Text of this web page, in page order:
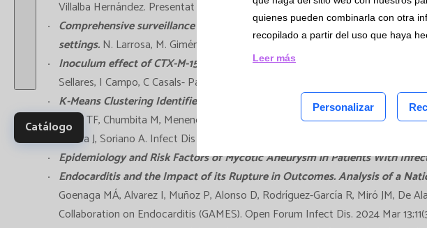
Ensayos clínicos
y Estudios
multicéntricos
Catálogo
Villalba Hernández. Presentat com a cas clínic a la revista British Journal of
Comprehensive surveillance of antimicrobial susceptibility across adult
settings.N. Larrosa, M. Giménez, M. Ballestero-Téllez et al., Enferm Infecc
Inoculum effect of CTX-M-15, OXA-48, and KPC-2 producing Klebsiella
Sellares, I Campo, C Casals- Pascual, A Soriano.
K-Means Clustering Identifies Diverse Clinical Phenotypes in COVID-19
Aiello TF, Chumbita M, Menendez R, Mateu-Subirà A, Peyrony O, Monzó P,
Mensa J, Soriano A. Infect Dis Ther. 2024 Apr;13(4):715-726.
Epidemiology and Risk Factors of Mycotic Aneurysm in Patients With
Endocarditis and the Impact of its Rupture in Outcomes. Analysis of a
Goenaga MÁ, Alvarez I, Muñoz P, Alonso D, Rodríguez-García R, Miró JM, De
Collaboration on Endocarditis (GAMES). Open Forum Infect Dis. 2024 Mar
quienes pueden combinarla con otra
recopilado a partir del uso que haya
Leer más
Personalizar